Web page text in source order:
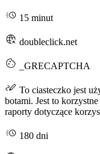
15 minut
doubleclick.net
_GRECAPTCHA
To ciasteczko jest
botami. Jest to
raporty dotyczące
180 dni